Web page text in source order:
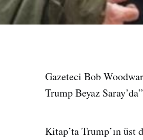
Gazeteci Bob
Trump Beyaz
Kitap’ta Trump’ın üst